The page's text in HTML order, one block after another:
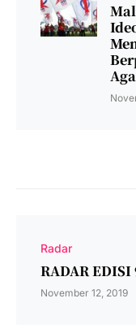
Radar
RADAR EDISI
November 12, 2019